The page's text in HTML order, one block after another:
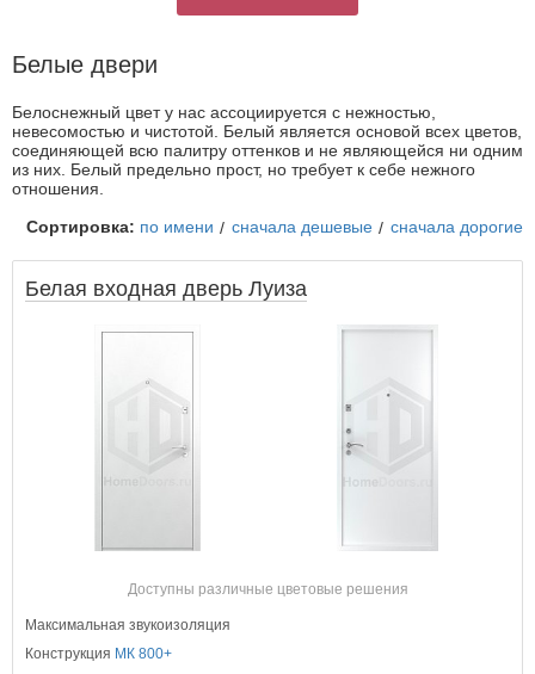
Белые двери
Белоснежный цвет у нас ассоциируется с нежностью,
невесомостью и чистотой. Белый является основой всех цветов,
соединяющей всю палитру оттенков и не являющейся ни одним
из них. Белый предельно прост, но требует к себе нежного
отношения.
Сортировка: по имени сначала дешевые сначала дорогие
Белая входная дверь Луиза
Доступны различные цветовые решения
Максимальная звукоизоляция
Конструкция МК 800+